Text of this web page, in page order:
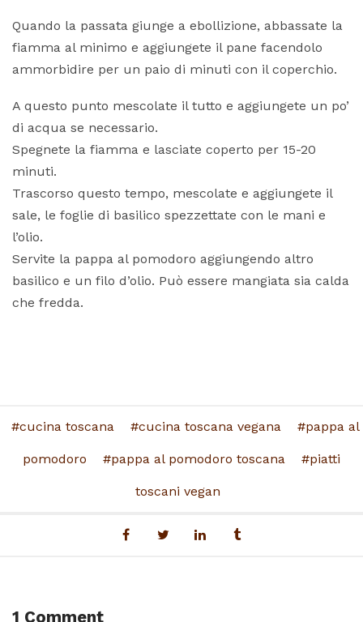
Quando la passata giunge a ebollizione, abbassate la
fiamma al minimo e aggiungete il pane facendolo
ammorbidire per un paio di minuti con il coperchio.
A questo punto mescolate il tutto e aggiungete un po’
di acqua se necessario.
Spegnete la fiamma e lasciate coperto per 15-20
minuti.
Trascorso questo tempo, mescolate e aggiungete il
sale, le foglie di basilico spezzettate con le mani e
l’olio.
Servite la pappa al pomodoro aggiungendo altro
basilico e un filo d’olio. Può essere mangiata sia calda
che fredda.
cucina toscana cucina toscana vegana pappa al
pomodoro pappa al pomodoro toscana piatti
toscani vegan
1 Comment